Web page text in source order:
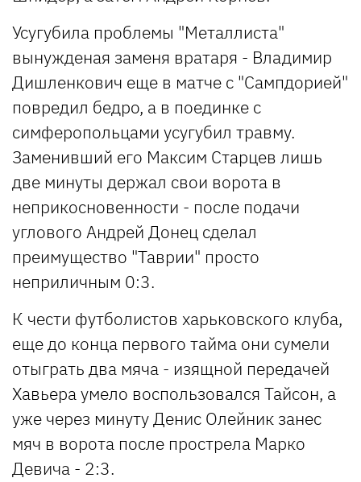
Усугубила проблемы "Металлиста"
вынужденая заменя вратаря - Владимир
Дишленкович еще в матче с "Сампдорией"
повредил бедро, а в поединке с
симферопольцами усугубил травму.
Заменивший его Максим Старцев лишь
две минуты держал свои ворота в
неприкосновенности - после подачи
углового Андрей Донец сделал
преимущество "Таврии" просто
неприличным 0:3.
К чести футболистов харьковского клуба,
еще до конца первого тайма они сумели
отыграть два мяча - изящной передачей
Хавьера умело воспользовался Тайсон, а
уже через минуту Денис Олейник занес
мяч в ворота после прострела Марко
Девича - 2:3.